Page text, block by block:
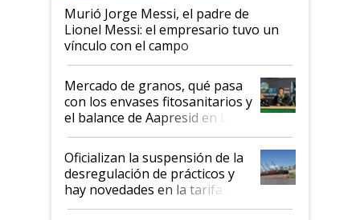
Murió Jorge Messi, el padre de
Lionel Messi: el empresario tuvo un
vínculo con el campo
Mercado de granos, qué pasa
con los envases fitosanitarios y
el balance de Aapresid en La
Posta
Oficializan la suspensión de la
desregulación de prácticos y
hay novedades en la tarifa de
la hidrovía